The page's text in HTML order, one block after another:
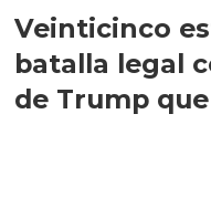
Veinticinco
batalla legal
de Trump